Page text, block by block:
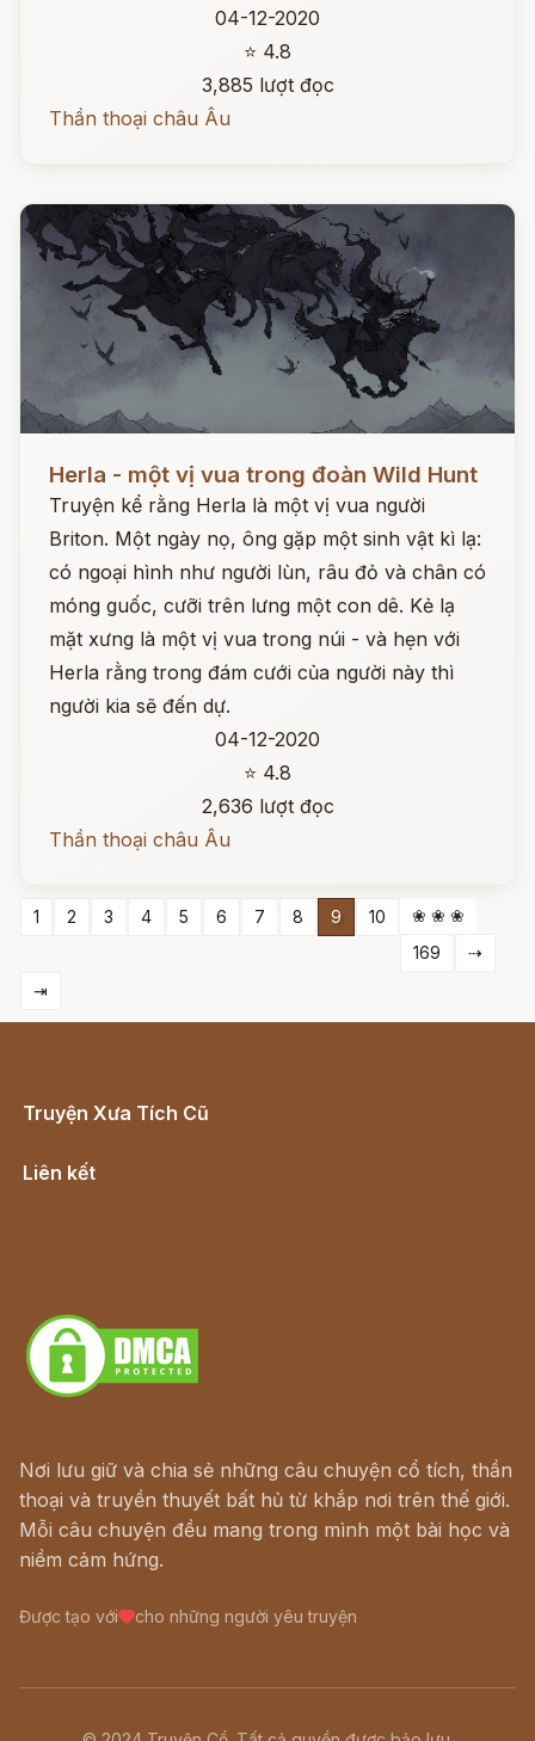
04-12-2020
⭐ 4.8
3,885 lượt đọc
Thần thoại châu Âu
Herla - một vị vua trong đoàn Wild Hunt
Truyện kể rằng Herla là một vị vua người
Briton. Một ngày nọ, ông gặp một sinh vật kì lạ:
có ngoại hình như người lùn, râu đỏ và chân có
móng guốc, cưỡi trên lưng một con dê. Kẻ lạ
mặt xưng là một vị vua trong núi - và hẹn với
Herla rằng trong đám cưới của người này thì
người kia sẽ đến dự.
04-12-2020
⭐ 4.8
2,636 lượt đọc
Thần thoại châu Âu
1 2 3 4 5 6 7 8 9 10
❀ ❀ ❀
169
⇢
⇥
Truyện Xưa Tích Cũ
Liên kết
Nơi lưu giữ và chia sẻ những câu chuyện cổ tích, thần
thoại và truyền thuyết bất hủ từ khắp nơi trên thế giới.
Mỗi câu chuyện đều mang trong mình một bài học và
niềm cảm hứng.
Được tạo với cho những người yêu truyện